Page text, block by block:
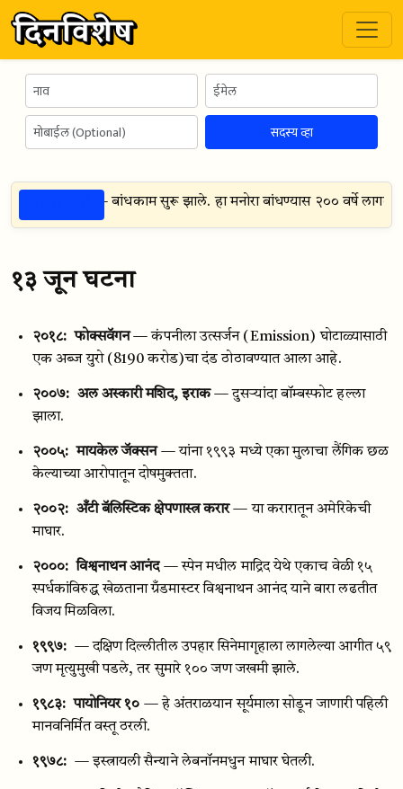
सदस्य व्हा
पिसाचा मनोरा — बांधकाम सुरू झाले. हा मनोरा बांधण्यास २०० वर्षे लागली
१३ जून घटना
२०१८: फोक्सवॅगन — कंपनीला उत्सर्जन (Emission) घोटाळ्यासाठी
एक अब्ज युरो (8190 करोड)चा दंड ठोठावण्यात आला आहे.
२००७: अल अस्कारी मशिद, इराक — दुसऱ्यांदा बॉम्बस्फोट हल्ला
झाला.
२००५: मायकेल जॅक्सन — यांना १९९३ मध्ये एका मुलाचा लैंगिक छळ
केल्याच्या आरोपातून दोषमुक्तता.
२००२: अँटी बॅलिस्टिक क्षेपणास्त्र करार — या करारातून अमेरिकेची
माघार.
२०००: विश्वनाथन आनंद — स्पेन मधील माद्रिद येथे एकाच वेळी १५
स्पर्धकांविरुद्ध खेळताना ग्रँडमास्टर विश्वनाथन आनंद याने बारा लढतीत
विजय मिळविला.
१९९७: — दक्षिण दिल्लीतील उपहार सिनेमागृहाला लागलेल्या आगीत ५९
जण मृत्युमुखी पडले, तर सुमारे १०० जण जखमी झाले.
१९८३: पायोनियर १० — हे अंतराळयान सूर्यमाला सोडून जाणारी पहिली
मानवनिर्मित वस्तू ठरली.
१९७८: — इस्त्रायली सैन्याने लेबनॉनमधुन माघार घेतली.